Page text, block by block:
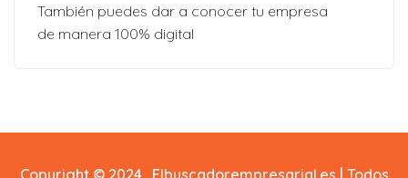
También puedes dar a conocer tu empresa
de manera 100% digital
Copyright © 2024. Elbuscadorempresarial.es | Todos